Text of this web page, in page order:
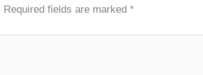
Required fields are marked*